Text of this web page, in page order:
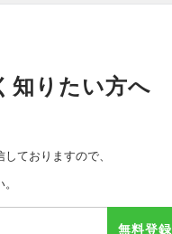
知りたい方へ
ておりますので、
無料登録